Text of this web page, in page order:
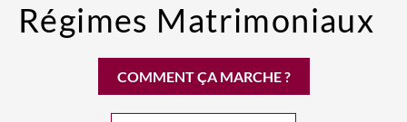
Régimes Matrimoniaux
COMMENT ÇA MARCHE ?